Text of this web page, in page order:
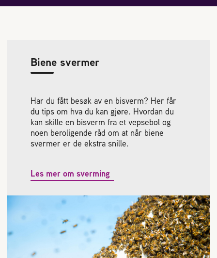
Biene svermer
Har du fått besøk av en bisverm? Her får
du tips om hva du kan gjøre. Hvordan du
kan skille en bisverm fra et vepsebol og
noen beroligende råd om at når biene
svermer er de ekstra snille.
Les mer om sverming